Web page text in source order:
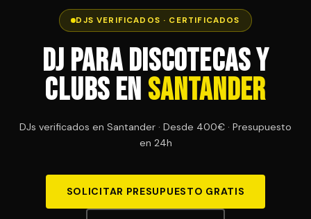
DJS VERIFICADOS · CERTIFICADOS
DJ para Discotecas y
Clubs en Santander
DJs verificados en Santander · Desde 400€ · Presupuesto
en 24h
SOLICITAR PRESUPUESTO GRATIS